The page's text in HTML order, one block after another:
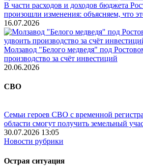
В части расходов и доходов бюджета
произошли изменения: объясняем, что
16.07.2026
Молзавод "Белого медведя" под
производство за счёт инвестиций
20.06.2026
СВО
Семьи героев СВО с временной
области смогут получить земельный
30.07.2026 13:05
Новости рубрики
Острая ситуация